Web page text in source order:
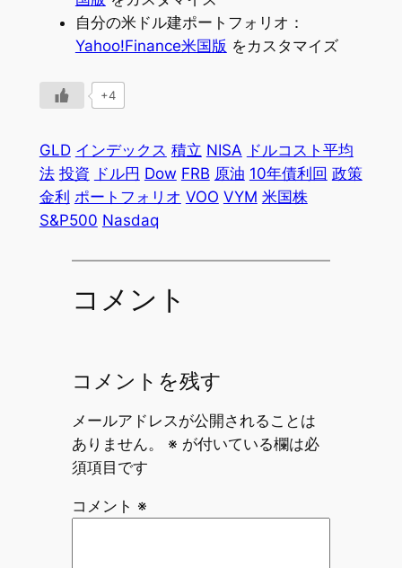
自分の米ドル建ポートフォリオ：
Yahoo!Finance米国版 をカスタマイズ
+4
GLD インデックス 積立 NISA ドルコスト平均
法 投資 ドル円 Dow FRB 原油 10年債利回 政策
金利 ポートフォリオ VOO VYM 米国株
S&P500 Nasdaq
コメント
コメントを残す
メールアドレスが公開されることは
ありません。
※ が付いている欄は必
須項目です
コメント ※